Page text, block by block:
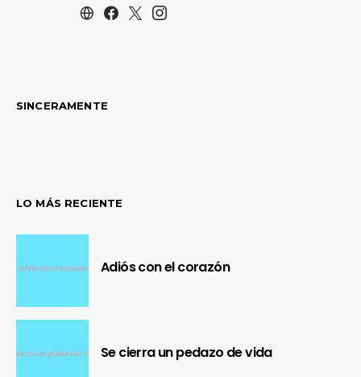
SINCERAMENTE
LO MÁS RECIENTE
Adiós con el corazón
Se cierra un pedazo de vida